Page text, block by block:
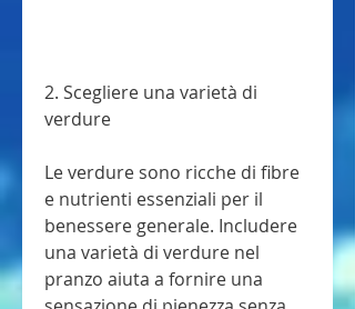
2. Scegliere una varietà di
verdure
Le verdure sono ricche di fibre
e nutrienti essenziali per il
benessere generale. Includere
una varietà di verdure nel
pranzo aiuta a fornire una